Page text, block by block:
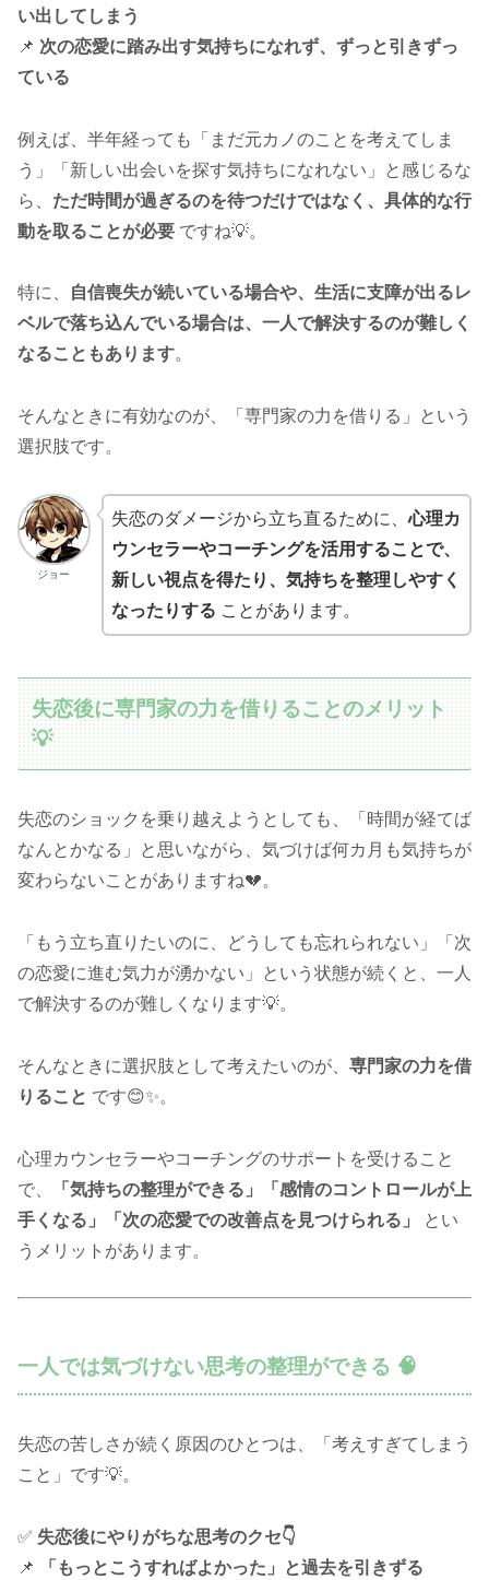
い出してしまう
📌 次の恋愛に踏み出す気持ちになれず、ずっと引きずっ
ている
例えば、半年経っても「まだ元カノのことを考えてしま
う」「新しい出会いを探す気持ちになれない」と感じるな
ら、 ただ時間が過ぎるのを待つだけではなく、具体的な行
動を取ることが必要 ですね💡。
特に、
自信喪失が続いている場合や、生活に支障が出るレ
ベルで落ち込んでいる場合は、一人で解決するのが難しく
なることもあります。
そんなときに有効なのが、「専門家の力を借りる」という
選択肢です。
ジョー
失恋のダメージから立ち直るために、心理カ
ウンセラーやコーチングを活用することで、
新しい視点を得たり、気持ちを整理しやすく
なったりする ことがあります。
失恋後に専門家の力を借りることのメリット
💡
失恋のショックを乗り越えようとしても、「時間が経てば
なんとかなる」と思いながら、気づけば何カ月も気持ちが
変わらないことがありますね💔。
「もう立ち直りたいのに、どうしても忘れられない」「次
の恋愛に進む気力が湧かない」という状態が続くと、一人
で解決するのが難しくなります💡。
そんなときに選択肢として考えたいのが、 専門家の力を借
りること です😊✨。
心理カウンセラーやコーチングのサポートを受けること
で、
「気持ちの整理ができる」「感情のコントロールが上
手くなる」「次の恋愛での改善点を見つけられる」
とい
うメリットがあります。
一人では気づけない思考の整理ができる 🧠
失恋の苦しさが続く原因のひとつは、「考えすぎてしまう
こと」です💡。
✅ 失恋後にやりがちな思考のクセ👇
📌
「もっとこうすればよかった」と過去を引きずる